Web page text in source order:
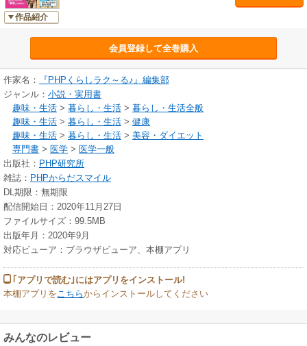
作品紹介
会員登録して全巻購入
作家名：
『PHPくらしラク～る♪』編集部
ジャンル： 小説・実用書
趣味・生活 > 暮らし・生活 > 暮らし・生活全般
趣味・生活 > 暮らし・生活 > 健康
趣味・生活 > 暮らし・生活 > 美容・ダイエット
専門書 > 医学 > 医学一般
出版社： PHP研究所
雑誌： PHPからだスマイル
DL期限：無期限
配信開始日：2020年11月27日
ファイルサイズ：99.5MB
出版年月：2020年9月
対応ビューア：ブラウザビューア、本棚アプリ
｢アプリで読む｣にはアプリをインストール!
本棚アプリを こちらからインストールしてください
みんなのレビュー